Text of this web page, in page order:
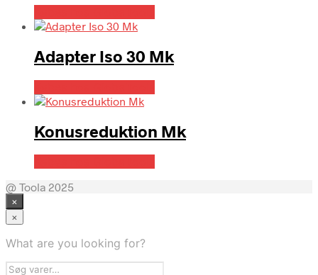
Adapter Iso 30 Mk
Konusreduktion Mk
@ Toola 2025
×
×
What are you looking for?